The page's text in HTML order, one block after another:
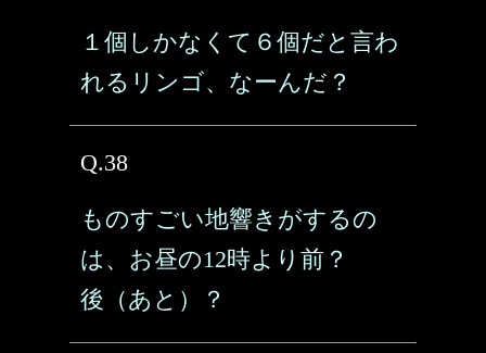
１個しかなくて６個だと言わ
れるリンゴ、なーんだ？
Q.38
ものすごい地響きがするの
は、お昼の12時より前？
後（あと）？